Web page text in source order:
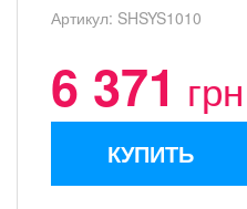
Артикул: SHSYS1010
6 371 грн
КУПИТЬ